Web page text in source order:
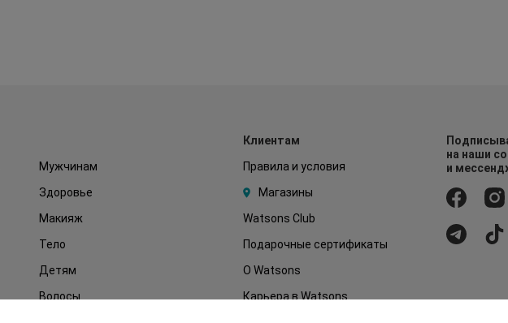
Мужчинам
Здоровье
Макияж
Тело
Детям
Волосы
Клиентам
Правила и условия
Магазины
Watsons Club
Подарочные сертификаты
О Watsons
Карьера в Watsons
на наши
и